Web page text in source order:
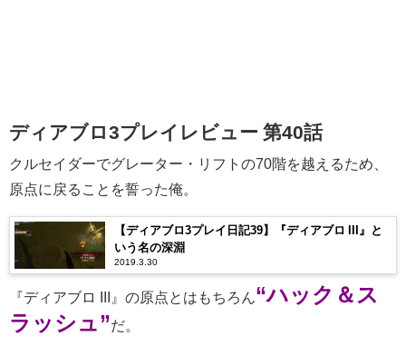
ディアブロ3プレイレビュー 第40話
クルセイダーでグレーター・リフトの70階を越えるため、
原点に戻ることを誓った俺。
【ディアブロ3プレイ日記39】『ディアブロ III』と
いう名の深淵
2019.3.30
『ディアブロ III』の原点とはもちろん “ハック＆ス
ラッシュ”だ。